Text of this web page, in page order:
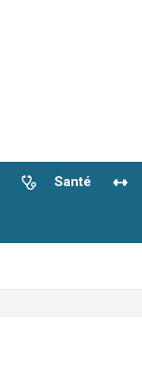
Santé